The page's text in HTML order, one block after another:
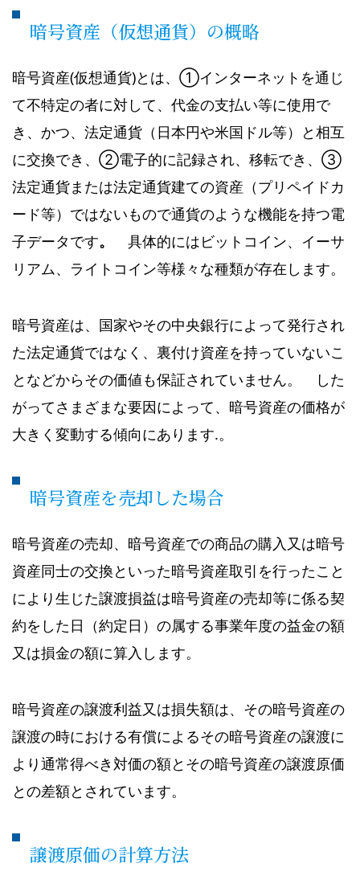
暗号資産（仮想通貨）の概略
暗号資産(仮想通貨)とは、①インターネットを通じ
て不特定の者に対して、代金の支払い等に使用で
き、かつ、法定通貨（日本円や米国ドル等）と相互
に交換でき、➁電子的に記録され、移転でき、➂
法定通貨または法定通貨建ての資産（プリペイドカ
ード等）ではないもので通貨のような機能を持つ電
子データです。
具体的にはビットコイン、イーサ
リアム、ライトコイン等様々な種類が存在します。
暗号資産は、国家やその中央銀行によって発行され
た法定通貨ではなく、裏付け資産を持っていないこ
となどからその価値も保証されていません。 した
がってさまざまな要因によって、暗号資産の価格が
大きく変動する傾向にあります.。
暗号資産を売却した場合
暗号資産の売却、暗号資産での商品の購入又は暗号
資産同士の交換といった暗号資産取引を行ったこと
により生じた譲渡損益は暗号資産の売却等に係る契
約をした日（約定日）の属する事業年度の益金の額
又は損金の額に算入します。
暗号資産の譲渡利益又は損失額は、その暗号資産の
譲渡の時における有償によるその暗号資産の譲渡に
より通常得べき対価の額とその暗号資産の譲渡原価
との差額とされています。
譲渡原価の計算方法